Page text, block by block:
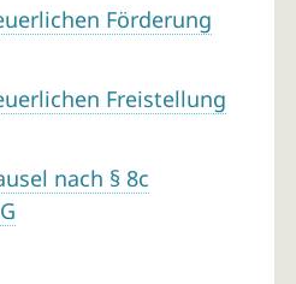
Förderung
Freistellung
nach § 8c